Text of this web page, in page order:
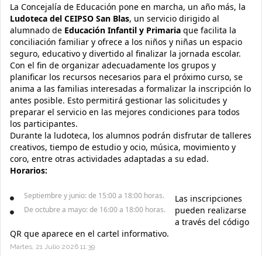
La Concejalía de Educación pone en marcha, un año más, la
Ludoteca del CEIPSO San Blas, un servicio dirigido al
alumnado de Educación Infantil y Primaria que facilita la
conciliación familiar y ofrece a los niños y niñas un espacio
seguro, educativo y divertido al finalizar la jornada escolar.
Con el fin de organizar adecuadamente los grupos y
planificar los recursos necesarios para el próximo curso, se
anima a las familias interesadas a formalizar la inscripción lo
antes posible. Esto permitirá gestionar las solicitudes y
preparar el servicio en las mejores condiciones para todos
los participantes.
Durante la ludoteca, los alumnos podrán disfrutar de talleres
creativos, tiempo de estudio y ocio, música, movimiento y
coro, entre otras actividades adaptadas a su edad.
Horarios:
Septiembre y junio: de 15:00 a 18:00 horas.
De octubre a mayo: de 16:00 a 18:00 horas.
Las inscripciones
pueden realizarse
a través del código
QR que aparece en el cartel informativo.
Martes, 21 Julio 2026 11:39